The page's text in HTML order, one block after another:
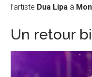
l’artiste Dua Lipa à
Un retour